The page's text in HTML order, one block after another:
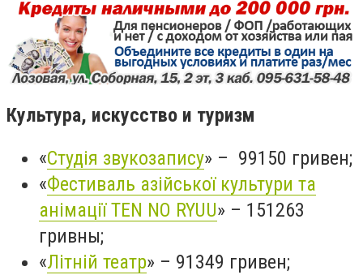
Культура, искусство и туризм
«Студія звукозапису» – 99150 гривен;
«Фестиваль азійської культури та
анімації TEN NO RYUU» – 151263
гривны;
«Літній театр» – 91349 гривен;